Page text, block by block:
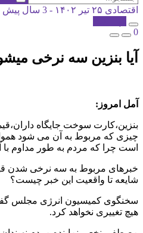
اقتصادی ۲۵ تیر ۱۴۰۲ - 3 سال پیش
0
آیا بنزین سه نرخی
آمل امروز:
بنزین،کارت سوخت جایگاه
چیزی که مربوط به آن می شود
است چرا که مردم به طور مداوم با
خبرهای مربوط به سه نرخی شدن
شایعه تا واقعیت این خبر چیست؟
سخنگوی کمیسیون انرژی مجلس
هیچ تغییری نخواهد کرد.